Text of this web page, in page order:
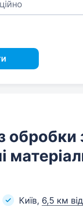
обробки
Київ, 6,5 км